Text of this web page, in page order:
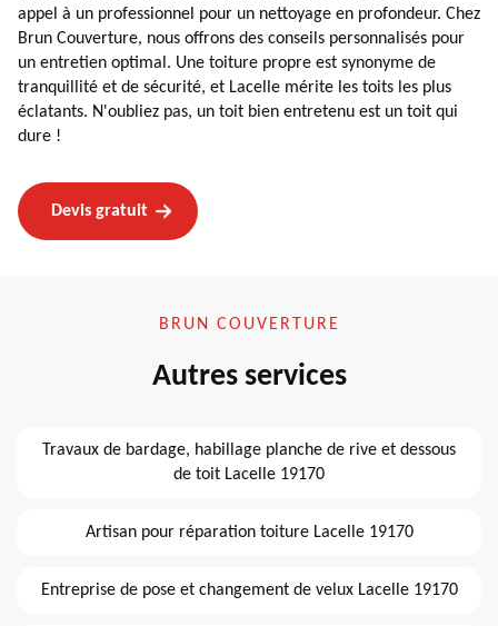
appel à un professionnel pour un nettoyage en profondeur. Chez
Brun Couverture, nous offrons des conseils personnalisés pour
un entretien optimal. Une toiture propre est synonyme de
tranquillité et de sécurité, et Lacelle mérite les toits les plus
éclatants. N'oubliez pas, un toit bien entretenu est un toit qui
dure !
Devis gratuit
BRUN COUVERTURE
Autres services
Travaux de bardage, habillage planche de rive et dessous
de toit Lacelle 19170
Artisan pour réparation toiture Lacelle 19170
Entreprise de pose et changement de velux Lacelle 19170